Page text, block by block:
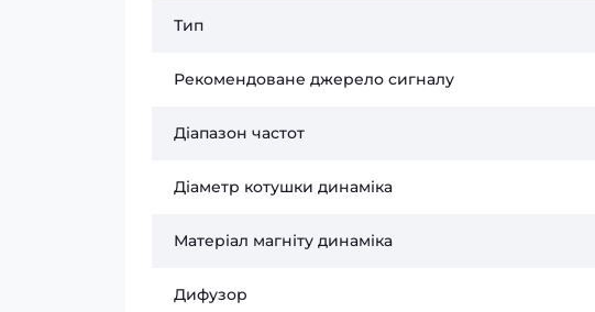
Тип
Рекомендоване джерело сигналу
Діапазон частот
Діаметр котушки динаміка
Матеріал магніту динаміка
Дифузор